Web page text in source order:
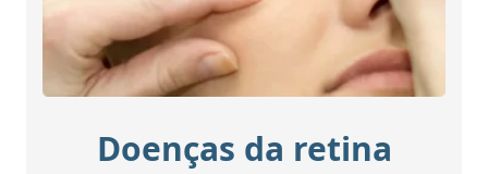
Doenças da retina